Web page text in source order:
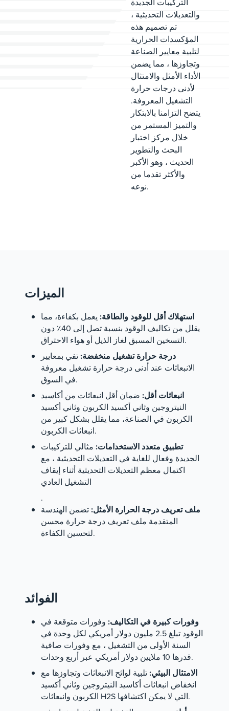
والتعديلات التحديثية ،
تم تصميم هذه
المؤكسدات الحرارية
لتلبية معايير الصناعة
وتجاوزها ، مما يضمن
الأداء الأمثل والامتثال
لأدنى درجات حرارة
التشغيل المعروفة.
يتضح التزامنا بالابتكار
والتميز المستمر من
خلال مركز اختبار
البحث والتطوير
الحديث ، وهو الأكبر
والأكثر تقدما من
نوعه.
الميزات
استهلاك أقل للوقود والطاقة:يعمل بكفاءة، مما
يقلل من تكاليف الوقود بنسبة تصل إلى 40٪ دون
التسخين المسبق لغاز الذيل أو هواء الاحتراق.
درجة حرارة تشغيل منخفضة:تفي بمعايير
الانبعاثات عند أدنى درجة حرارة تشغيل معروفة
في السوق.
انبعاثات أقل: ضمان أقل انبعاثات من أكاسيد
النيتروجين وثاني أكسيد الكربون وثاني أكسيد
الكربون في الصناعة، مما يقلل بشكل كبير من
انبعاثات الكربون.
تطبيق متعدد الاستخدامات: مثالي للتركيبات
الجديدة وفعال للغاية في التعديلات التحديثية ، مع
اكتمال معظم التعديلات التحديثية أثناء إيقاف
التشغيل العادي
.
ملف تعريف درجة الحرارة الأمثل:تضمن الهندسة
المتقدمة ملف تعريف درجة حرارة محسن
لتحسين الكفاءة.
الفوائد
وفورات كبيرة في التكاليف: وفورات متوقعة في
الوقود تبلغ 2.5 مليون دولار أمريكي لكل وحدة في
السنة الأولى من التشغيل ، مع وفورات صافية
قدرها 10 ملايين دولار أمريكي عبر أربع وحدات.
الامتثال البيئي:تلبية لوائح الانبعاثات وتجاوزها مع
انخفاض انبعاثات أكاسيد النيتروجين وثاني أكسيد
الكربون وانبعاثات H2S التي لا يمكن اكتشافها.